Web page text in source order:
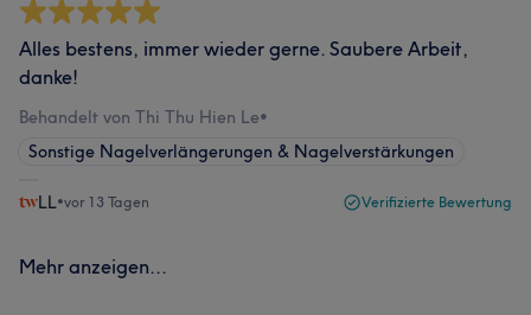
Alles bestens, immer wieder gerne. Saubere Arbeit,
danke!
Behandelt von Thi Thu Hien Le•
Sonstige Nagelverlängerungen & Nagelverstärkungen
LL•vor 13 Tagen Verifizierte Bewertung
Mehr anzeigen...